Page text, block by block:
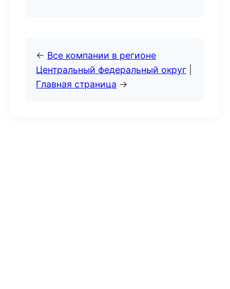
← Все компании в регионе
Центральный федеральный округ
Главная страница →